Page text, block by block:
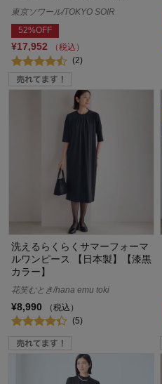
東京ソワール/TOKYO SOIR
52%OFF
¥17,952
（税込）
(2)
洗えるらくらくサマーフォーマ
ルワンピース 【日本製】【漆黒
カラー】
花笑むとき/hana emu toki
¥8,990
（税込）
(5)